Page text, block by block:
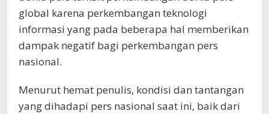
global karena perkembangan teknologi
informasi yang pada beberapa hal memberikan
dampak negatif bagi perkembangan pers
nasional.
Menurut hemat penulis, kondisi dan tantangan
yang dihadapi pers nasional saat ini, baik dari